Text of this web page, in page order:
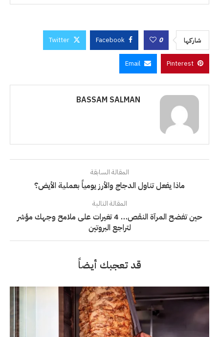
شاركها 0
Facebook
Twitter
Pinterest
Email
BASSAM SALMAN
المقالة السابقة
ماذا يفعل تناول الدجاج والأرز يومياً بعملية الأيض؟
المقالة التالية
حين تفضح المرآة النقص… 4 تغيرات على ملامح وجهك مؤشر
لتراجع البروتين
قد تعجبك أيضاً